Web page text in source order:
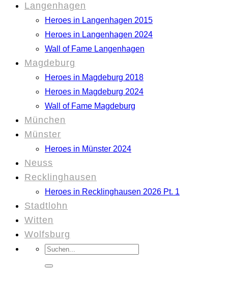
Langenhagen
Heroes in Langenhagen 2015
Heroes in Langenhagen 2024
Wall of Fame Langenhagen
Magdeburg
Heroes in Magdeburg 2018
Heroes in Magdeburg 2024
Wall of Fame Magdeburg
München
Münster
Heroes in Münster 2024
Neuss
Recklinghausen
Heroes in Recklinghausen 2026 Pt. 1
Stadtlohn
Witten
Wolfsburg
Suchen
nach: